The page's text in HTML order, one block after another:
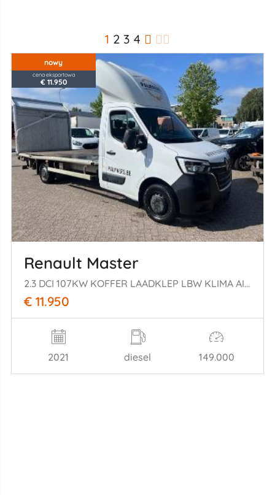
1 2 3 4
nowy
cena eksportowa
€ 11.950
Renault Master
2.3 DCI 107KW KOFFER LAADKLEP LBW KLIMA AIRCO
€ 11.950
2021 diesel 149.000